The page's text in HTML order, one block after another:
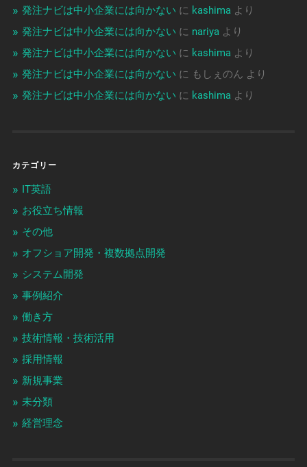
発注ナビは中小企業には向かない に kashimaより
発注ナビは中小企業には向かない に nariyaより
発注ナビは中小企業には向かない に kashimaより
発注ナビは中小企業には向かない に もしぇのん より
発注ナビは中小企業には向かない に kashimaより
カテゴリー
IT英語
お役立ち情報
その他
オフショア開発・複数拠点開発
システム開発
事例紹介
働き方
技術情報・技術活用
採用情報
新規事業
未分類
経営理念